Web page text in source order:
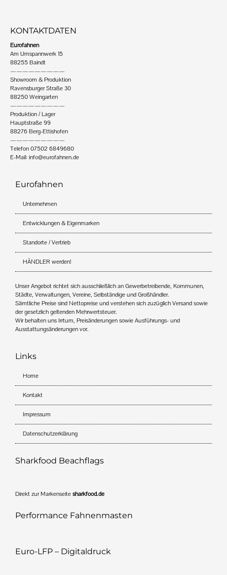
KONTAKTDATEN
Eurofahnen
Am Umspannwerk 15
88255 Baindt
—————————
Showroom & Produktion
Ravensburger Straße 30
88250 Weingarten
—————————
Produktion / Lager
Hauptstraße 99
88276 Berg-Ettishofen
—————————
Telefon 07502 6849680
E-Mail: info@eurofahnen.de
Eurofahnen
Unternehmen
Entwicklungen & Eigenmarken
Standorte / Vertrieb
HÄNDLER werden!
Unser Angebot richtet sich ausschließlich an Gewerbetreibende, Kommunen,
Städte, Verwaltungen, Vereine, Selbständige und Großhändler.
Sämtliche Preise sind Nettopreise und verstehen sich zuzüglich Versand sowie
der gesetzlich geltenden Mehrwertsteuer.
Wir behalten uns Irrtum, Preisänderungen sowie Ausführungs- und
Ausstattungsänderungen vor.
Links
Home
Kontakt
Impressum
Datenschutzerklärung
Sharkfood Beachflags
Direkt zur Markenseitesharkfood.de
Performance Fahnenmasten
Euro-LFP – Digitaldruck